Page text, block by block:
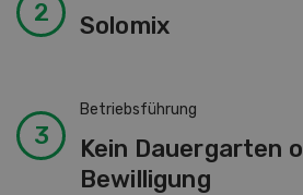
Solomix
Betriebsführung
Kein Dauergarten
Bewilligung